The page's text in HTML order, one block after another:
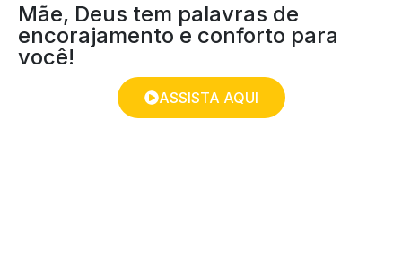
Mãe, Deus tem palavras de
encorajamento e conforto para
você!
ASSISTA AQUI